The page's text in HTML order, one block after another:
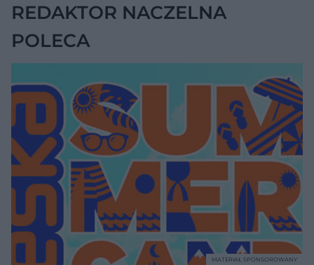
REDAKTOR NACZELNA
POLECA
MATERIAŁ SPONSOROWANY